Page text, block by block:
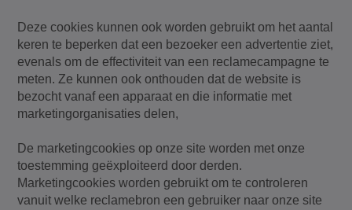
Deze cookies kunnen ook worden gebruikt om het aantal
keren te beperken dat een bezoeker een advertentie ziet,
evenals om de effectiviteit van een reclamecampagne te
meten. Ze kunnen ook onthouden dat de website is
bezocht vanaf een apparaat en die informatie met
marketingorganisaties delen,
De marketingcookies op onze site worden met onze
toestemming geëxploiteerd door derden.
Marketingcookies worden gebruikt om te controleren
vanuit welke reclamebron een gebruiker naar onze site